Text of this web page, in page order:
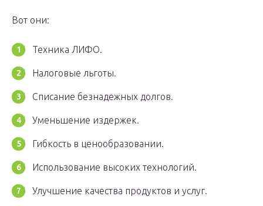
Вот они:
Техника ЛИФО.
Налоговые льготы.
Списание безнадежных долгов.
Уменьшение издержек.
Гибкость в ценообразовании.
Использование высоких технологий.
Улучшение качества продуктов и услуг.